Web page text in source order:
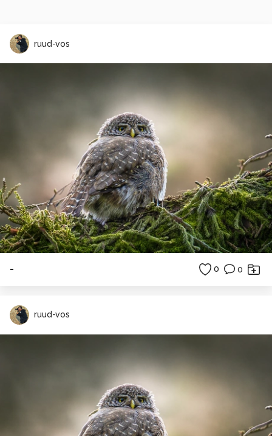
ruud-vos
- 0 0
ruud-vos